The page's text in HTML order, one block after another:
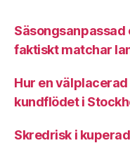
faktiskt matchar
Hur en
kundflödet i
Skredrisk i